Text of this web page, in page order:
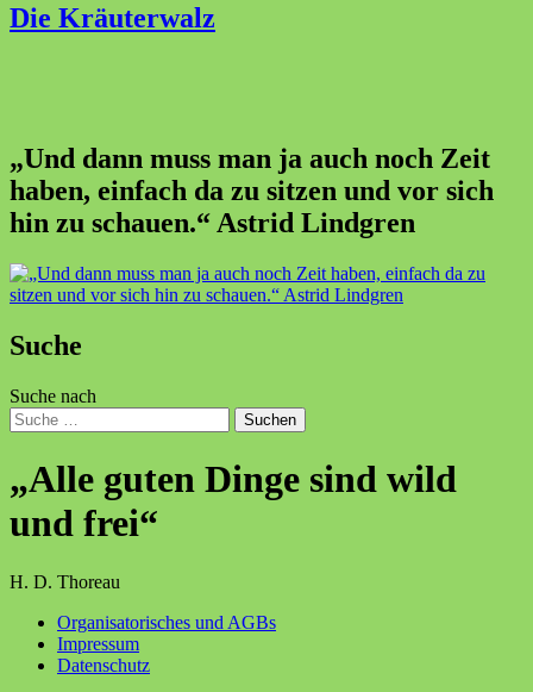
Die Kräuterwalz
„Und dann muss man ja auch noch Zeit
haben, einfach da zu sitzen und vor sich
hin zu schauen.“ Astrid Lindgren
Suche
Suche nach
Suchen
„Alle guten Dinge sind wild
und frei“
H. D. Thoreau
Organisatorisches und AGBs
Impressum
Datenschutz